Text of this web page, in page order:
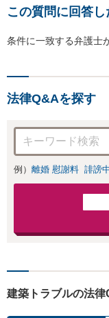
この質問に回答
条件に一致する弁護士
法律Q&Aを探す
例） 離婚 慰謝料 誹謗
建築トラブルの法律